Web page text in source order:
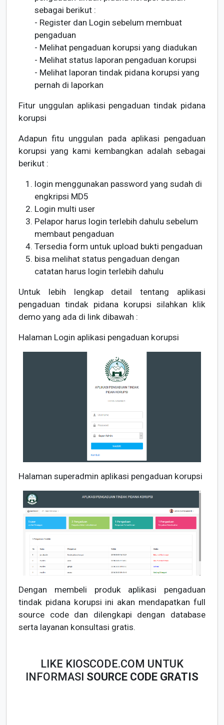
sebagai berikut :
- Register dan Login sebelum membuat
pengaduan
- Melihat pengaduan korupsi yang diadukan
- Melihat status laporan pengaduan korupsi
- Melihat laporan tindak pidana korupsi yang
pernah di laporkan
Fitur unggulan aplikasi pengaduan tindak pidana
korupsi
Adapun fitu unggulan pada aplikasi pengaduan
korupsi yang kami kembangkan adalah sebagai
berikut :
login menggunakan password yang sudah di
engkripsi MD5
Login multi user
Pelapor harus login terlebih dahulu sebelum
membaut pengaduan
Tersedia form untuk upload bukti pengaduan
bisa melihat status pengaduan dengan
catatan harus login terlebih dahulu
Untuk lebih lengkap detail tentang aplikasi
pengaduan tindak pidana korupsi silahkan klik
demo yang ada di link dibawah :
Halaman Login aplikasi pengaduan korupsi
Halaman superadmin aplikasi pengaduan korupsi
Dengan membeli produk aplikasi pengaduan
tindak pidana korupsi ini akan mendapatkan full
source code dan dilengkapi dengan database
serta layanan konsultasi gratis.
LIKE KIOSCODE.COM UNTUK
INFORMASI SOURCE CODE GRATIS